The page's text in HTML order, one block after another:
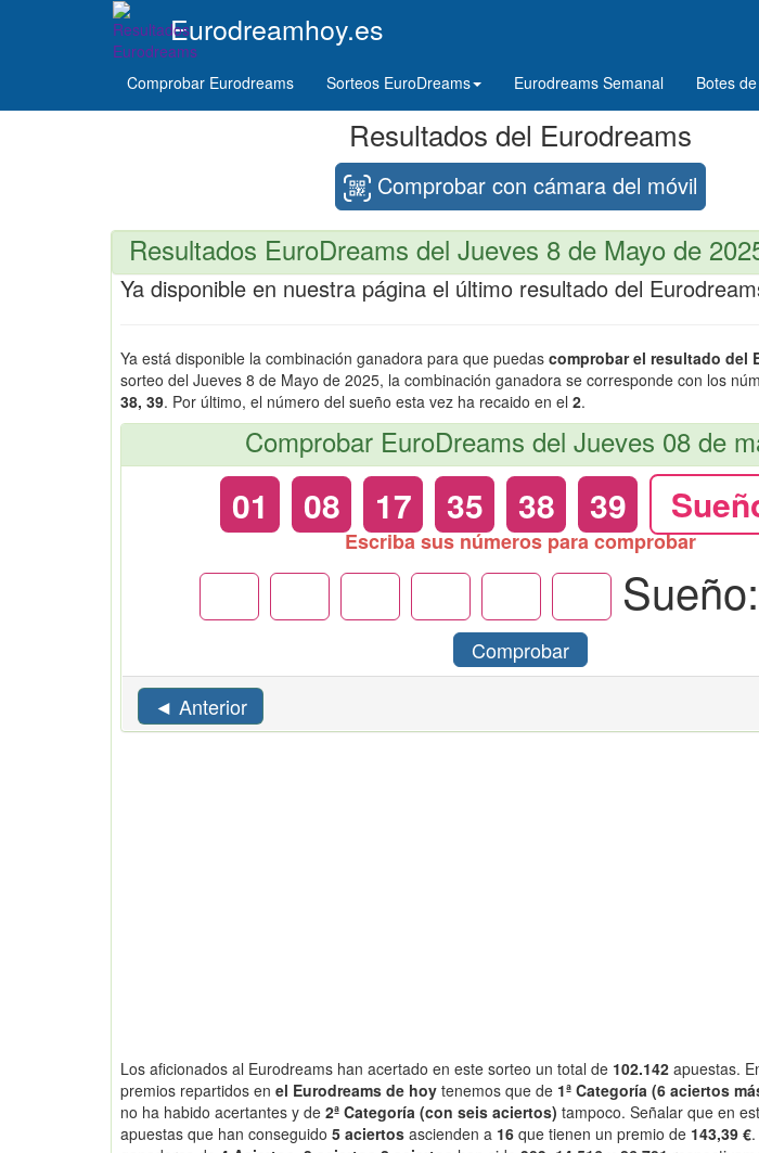
Eurodreamhoy.es
Comprobar Eurodreams Sorteos EuroDreams Eurodreams Semanal Botes
Resultados del Eurodreams
Comprobar con cámara del móvil
Resultados EuroDreams del Jueves 8 de Mayo de
Ya disponible en nuestra página el último resultado del
Ya está disponible la combinación ganadora para que puedas comprobar el resultado del
sorteo del Jueves 8 de Mayo de 2025, la combinación ganadora se corresponde con los
38, 39. Por último, el número del sueño esta vez ha recaido en el 2.
Comprobar EuroDreams del Jueves 08 de
01 08 17 35 38 39
Escriba sus números para comprobar
Sueño:
Comprobar
◄ Anterior
Los aficionados al Eurodreams han acertado en este sorteo un total de 102.142 apuestas.
premios repartidos en el Eurodreams de hoy tenemos que de 1ª Categoría (6 aciertos
no ha habido acertantes y de 2ª Categoría (con seis aciertos) tampoco. Señalar que en
apuestas que han conseguido 5 aciertos ascienden a 16 que tienen un premio de 143,39 €